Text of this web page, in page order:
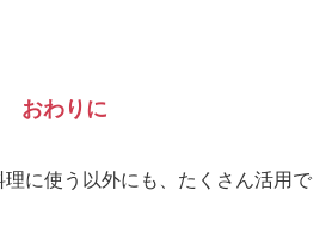
おわりに
に使う以外にも、たくさん活用で